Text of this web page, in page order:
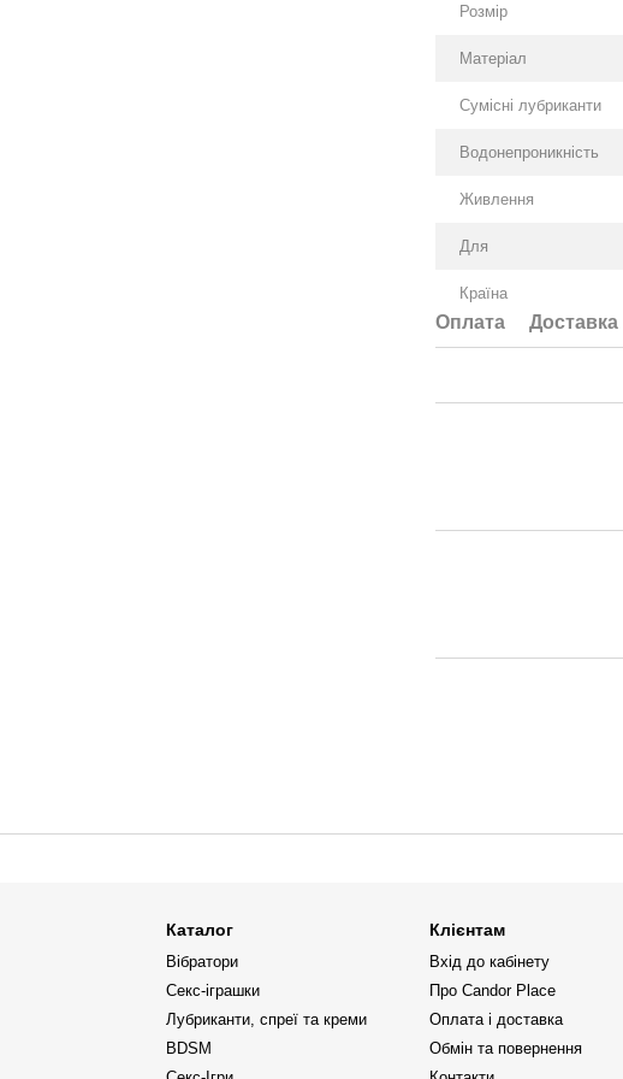
Розмір
Матеріал
Сумісні лубриканти
Водонепроникність
Живлення
Для
Країна
Оплата Доставка
Каталог
Вібратори
Секс-іграшки
Лубриканти, спреї та креми
BDSM
Клієнтам
Вхід до кабінету
Про Candor Place
Оплата і доставка
Обмін та повернення